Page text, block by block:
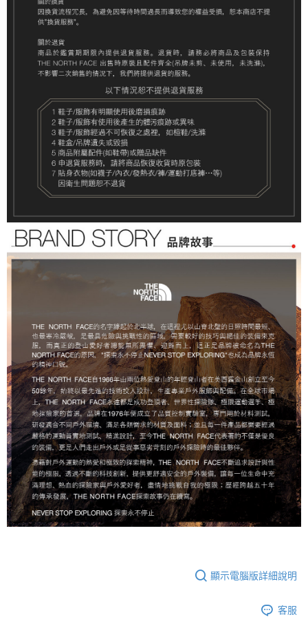
顯示電腦版詳細說明
客服